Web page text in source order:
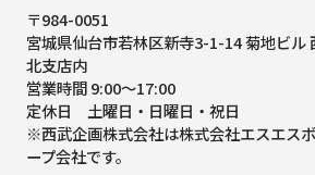
〒984-0051
宮城県仙台市若林区新寺3-1-14 菊地ビル
北支店内
営業時間 9:00～17:00
定休日 土曜日・日曜日・祝日
※西武企画株式会社は株式会社エスエス
ープ会社です。